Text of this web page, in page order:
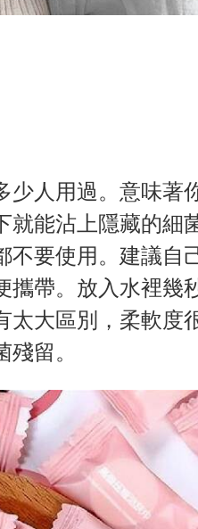
少人用過。意味著
就能沾上隱藏的細
不要使用。建議自
攜帶。放入水裡幾
太大區別，柔軟度
留。